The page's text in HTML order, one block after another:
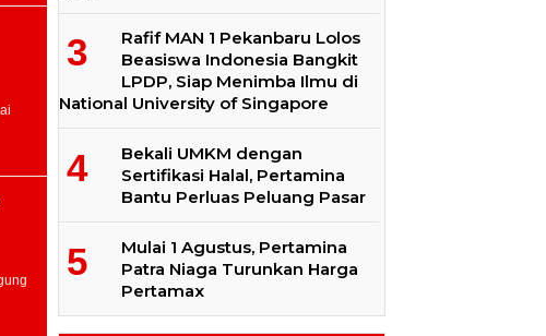
Rafif MAN 1 Pekanbaru Lolos
Beasiswa Indonesia Bangkit
LPDP, Siap Menimba Ilmu di
National University of Singapore
Bekali UMKM dengan
Sertifikasi Halal, Pertamina
Bantu Perluas Peluang Pasar
Mulai 1 Agustus, Pertamina
Patra Niaga Turunkan Harga
Pertamax